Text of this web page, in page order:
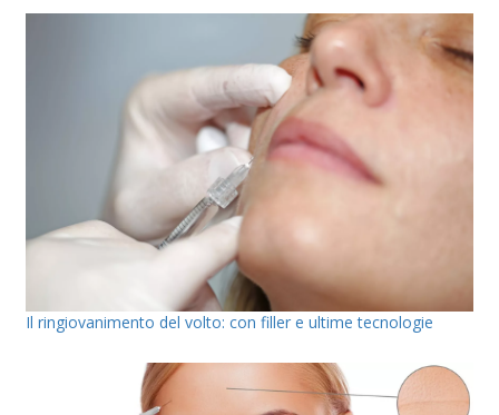
Il ringiovanimento del volto: con filler e ultime tecnologie